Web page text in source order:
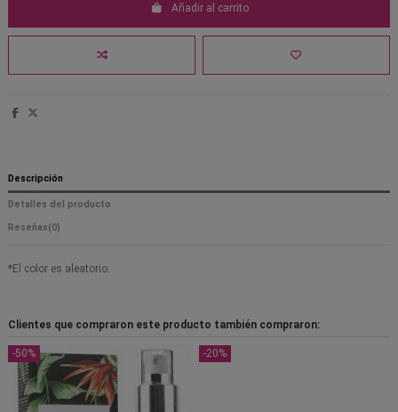
Añadir al carrito
Descripción
Detalles del producto
Reseñas(0)
*El color es aleatorio.
Clientes que compraron este producto también compraron:
-50% -20%